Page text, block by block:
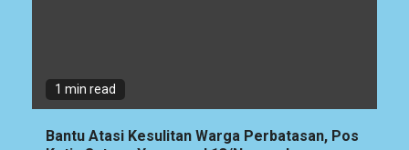
1 min read
Bantu Atasi Kesulitan Warga Perbatasan, Pos